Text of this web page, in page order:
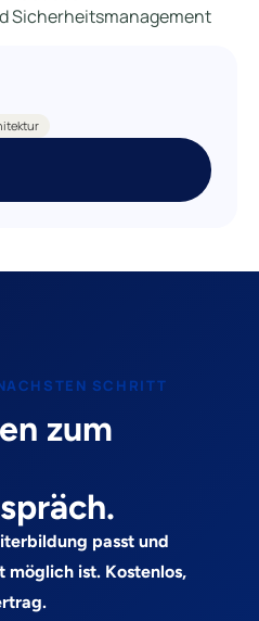
Sicherheitsmanagement
SCHRITT
zum
passt und
möglich ist. Kostenlos,